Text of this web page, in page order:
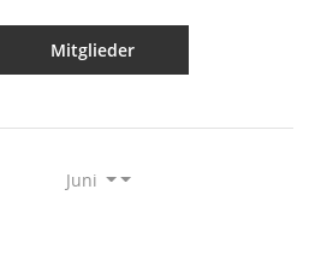
Mitglieder
Juni